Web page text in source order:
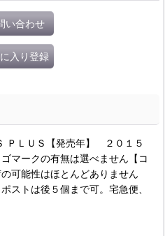
い合わせ
入り登録
ＰＬＵＳ【発売年】 ２０１５
マークの有無は選べません【コ
可能性はほとんどありません
ストは後５個まで可。宅急便、